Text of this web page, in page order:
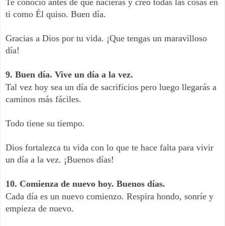
ti como Él quiso. Buen día.
Gracias a Dios por tu vida. ¡Que tengas un maravilloso
día!
9. Buen día. Vive un día a la vez.
Tal vez hoy sea un día de sacrificios pero luego llegarás a
caminos más fáciles.
Todo tiene su tiempo.
Dios fortalezca tu vida con lo que te hace falta para vivir
un día a la vez. ¡Buenos días!
10. Comienza de nuevo hoy. Buenos días.
Cada día es un nuevo comienzo. Respira hondo, sonríe y
empieza de nuevo.